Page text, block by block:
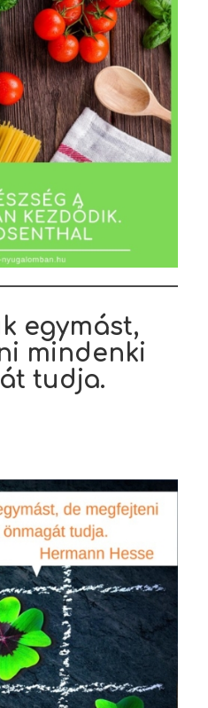
egymást,
mindenki
tudja.